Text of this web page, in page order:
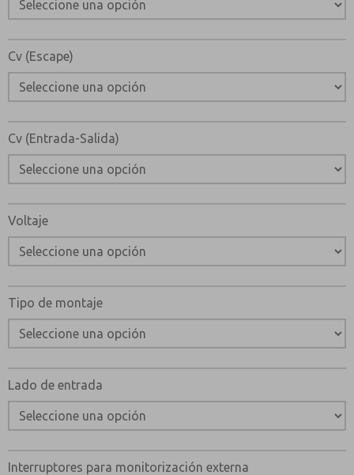
Cv (Escape)
Cv (Entrada-Salida)
Voltaje
Tipo de montaje
Lado de entrada
Interruptores para monitorización externa